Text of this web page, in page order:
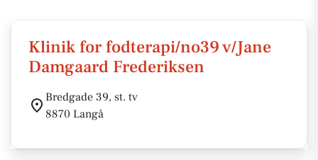
Klinik for fodterapi/no39 v/Jane
Damgaard Frederiksen
Bredgade 39, st. tv
8870 Langå